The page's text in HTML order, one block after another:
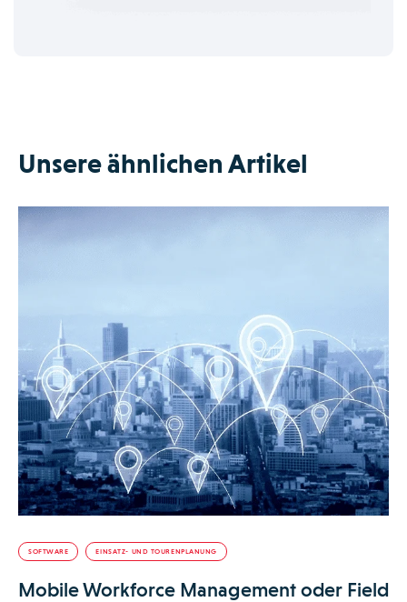
Unsere ähnlichen Artikel
SOFTWARE EINSATZ- UND TOURENPLANUNG
Mobile Workforce Management oder Field